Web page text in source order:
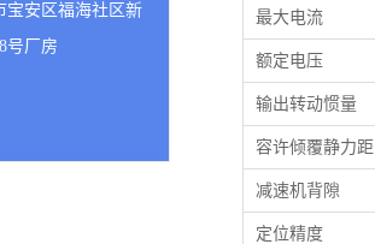
宝安区福海社区新
号厂房
最大电流
额定电压
输出转动惯量
容许倾覆静力距
减速机背隙
定位精度